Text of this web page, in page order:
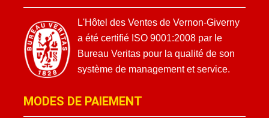
L'Hôtel des Ventes de Vernon-Giverny
a été certifié ISO 9001:2008 par le
Bureau Veritas pour la qualité de son
système de management et service.
MODES DE PAIEMENT